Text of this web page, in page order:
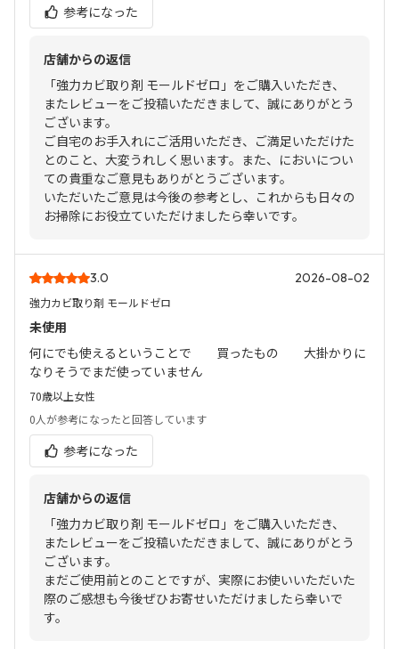
参考になった
店舗からの返信
「強力カビ取り剤 モールドゼロ」をご購入いただき、
またレビューをご投稿いただきまして、誠にありがとう
ございます。
ご自宅のお手入れにご活用いただき、ご満足いただけた
とのこと、大変うれしく思います。また、においについ
ての貴重なご意見もありがとうございます。
いただいたご意見は今後の参考とし、これからも日々の
お掃除にお役立ていただけましたら幸いです。
3.0 2026-08-02
強力カビ取り剤 モールドゼロ
未使用
何にでも使えるということで 買ったもの 大掛かりに
なりそうでまだ使っていません
70歳以上女性
0人が参考になったと回答しています
参考になった
店舗からの返信
「強力カビ取り剤 モールドゼロ」をご購入いただき、
またレビューをご投稿いただきまして、誠にありがとう
ございます。
まだご使用前とのことですが、実際にお使いいただいた
際のご感想も今後ぜひお寄せいただけましたら幸いで
す。